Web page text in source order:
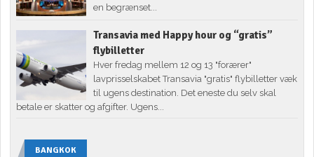
en begrænset...
Transavia med Happy hour og “gratis”
flybilletter
Hver fredag mellem 12 og 13 "forærer"
lavprisselskabet Transavia "gratis" flybilletter væk
til ugens destination. Det eneste du selv skal
betale er skatter og afgifter. Ugens...
BANGKOK